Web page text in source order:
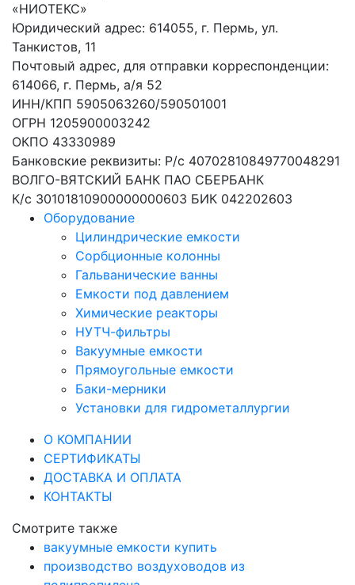
«НИОТЕКС»
Юридический адрес: 614055, г. Пeрмь, ул.
Танкистов, 11
Почтовый адрес, для отправки корреспонденции:
614066, г. Пeрмь, а/я 52
ИНН/КПП 5905063260/590501001
ОГРН 1205900003242
ОКПО 43330989
Банковские реквизиты: Р/с 40702810849770048291
ВОЛГО-ВЯТСКИЙ БАНК ПАО СБЕРБАНК
К/с 30101810900000000603 БИК 042202603
Оборудование
Цилиндрические емкости
Сорбционные колонны
Гальванические ванны
Емкости под давлением
Химические реакторы
НУТЧ-фильтры
Вакуумные емкости
Прямоугольные емкости
Баки-мерники
Установки для гидрометаллургии
О КОМПАНИИ
СЕРТИФИКАТЫ
ДОСТАВКА И ОПЛАТА
КОНТАКТЫ
Смотрите также
вакуумные емкости купить
производство воздуховодов из